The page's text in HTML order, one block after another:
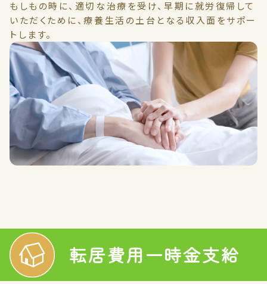
もしもの時に、適切な治療を受け、早期に就労復帰して
いただくために、療養生活の土台となる収入面をサポー
トします。
転居費用一時金支給